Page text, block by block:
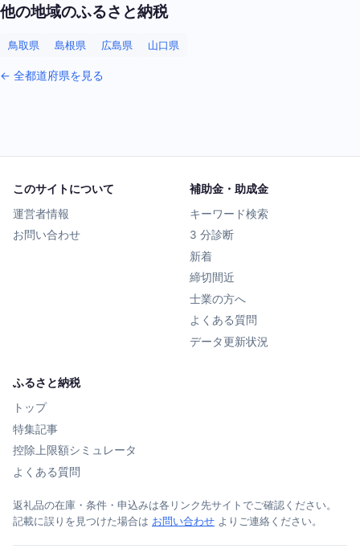
他の地域のふるさと納税
鳥取県 島根県 広島県 山口県
← 全都道府県を見る
このサイトについて
運営者情報
お問い合わせ
補助金・助成金
キーワード検索
3 分診断
新着
締切間近
士業の方へ
よくある質問
データ更新状況
ふるさと納税
トップ
特集記事
控除上限額シミュレータ
よくある質問
返礼品の在庫・条件・申込みは各リンク先サイトでご確認ください。
記載に誤りを見つけた場合は お問い合わせ よりご連絡ください。